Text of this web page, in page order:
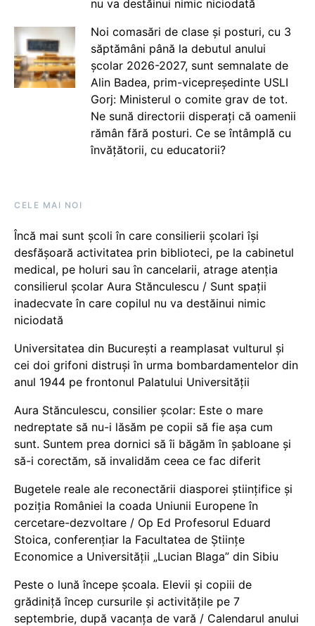
nu va destăinui nimic niciodată
Noi comasări de clase și posturi, cu 3
săptămâni până la debutul anului
școlar 2026-2027, sunt semnalate de
Alin Badea, prim-vicepreședinte USLI
Gorj: Ministerul o comite grav de tot.
Ne sună directorii disperați că oamenii
rămân fără posturi. Ce se întâmplă cu
învățătorii, cu educatorii?
CELE MAI NOI
Încă mai sunt școli în care consilierii școlari își
desfășoară activitatea prin biblioteci, pe la cabinetul
medical, pe holuri sau în cancelarii, atrage atenția
consilierul școlar Aura Stănculescu / Sunt spații
inadecvate în care copilul nu va destăinui nimic
niciodată
Universitatea din București a reamplasat vulturul și
cei doi grifoni distruși în urma bombardamentelor din
anul 1944 pe frontonul Palatului Universității
Aura Stănculescu, consilier școlar: Este o mare
nedreptate să nu-i lăsăm pe copii să fie așa cum
sunt. Suntem prea dornici să îi băgăm în șabloane și
să-i corectăm, să invalidăm ceea ce fac diferit
Bugetele reale ale reconectării diasporei științifice și
poziția României la coada Uniunii Europene în
cercetare-dezvoltare / Op Ed Profesorul Eduard
Stoica, conferențiar la Facultatea de Științe
Economice a Universității „Lucian Blaga” din Sibiu
Peste o lună începe școala. Elevii și copiii de
grădiniță încep cursurile și activitățile pe 7
septembrie, după vacanța de vară / Calendarul anului